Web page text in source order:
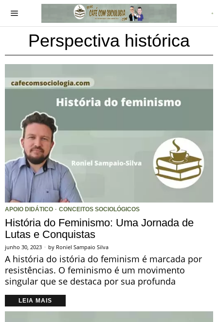
Perspectiva histórica
APOIO DIDÁTICO · CONCEITOS SOCIOLÓGICOS
História do Feminismo: Uma Jornada de
Lutas e Conquistas
junho 30, 2023 by Roniel Sampaio Silva
A história do istória do feminism é marcada por
resistências. O feminismo é um movimento
singular que se destaca por sua profunda
LEIA MAIS